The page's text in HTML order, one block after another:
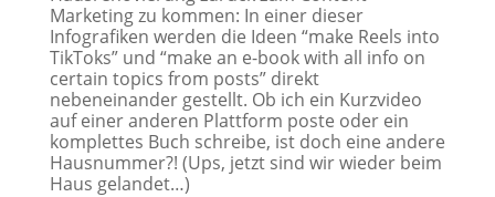
Marketing zu kommen: In einer dieser
Infografiken werden die Ideen “make Reels into
TikToks” und “make an e-book with all info on
certain topics from posts” direkt
nebeneinander gestellt. Ob ich ein Kurzvideo
auf einer anderen Plattform poste oder ein
komplettes Buch schreibe, ist doch eine andere
Hausnummer?! (Ups, jetzt sind wir wieder beim
Haus gelandet…)